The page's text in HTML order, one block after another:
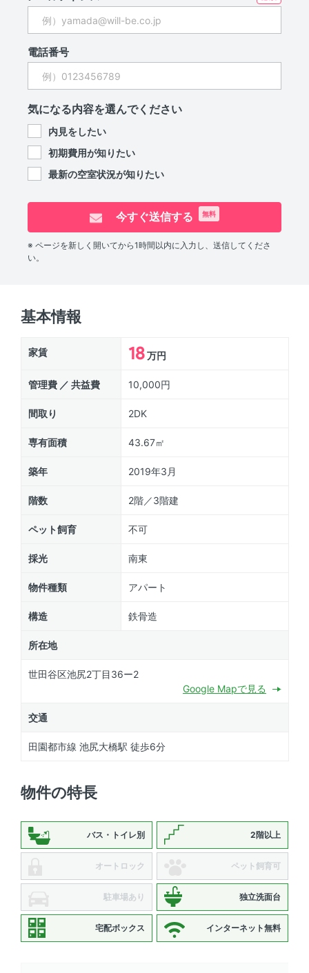
電話番号
気になる内容を選んでください
内見をしたい
初期費用が知りたい
最新の空室状況が知りたい
今すぐ送信する 無料
※ ページを新しく開いてから1時間以内に入力し、送信してくださ
い。
基本情報
家賃 18万円
管理費 ／ 共益費 10,000円
間取り 2DK
専有面積 43.67㎡
築年 2019年3月
階数 2階／3階建
ペット飼育 不可
採光 南東
物件種類 アパート
構造 鉄骨造
所在地
世田谷区池尻2丁目36ー2
Google Mapで見る
交通
田園都市線 池尻大橋駅 徒歩6分
物件の特長
バス・トイレ別 2階以上
オートロック ペット飼育可
駐車場あり 独立洗面台
宅配ボックス インターネット無料